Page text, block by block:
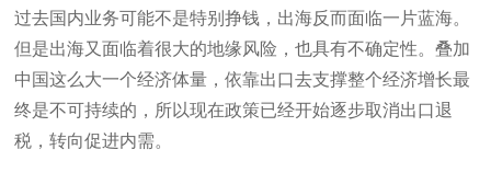
过去国内业务可能不是特别挣钱，出海反而面临一片蓝海。
但是出海又面临着很大的地缘风险，也具有不确定性。叠加
中国这么大一个经济体量，依靠出口去支撑整个经济增长最
终是不可持续的，所以现在政策已经开始逐步取消出口退
税，转向促进内需。